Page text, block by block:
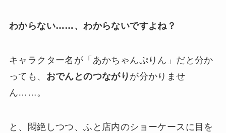
わからない……、わからないですよね？
キャラクター名が「あかちゃんぷりん」だと分か
っても、 おでんとのつながり が分かりませ
ん……。
と、悶絶しつつ、ふと店内のショーケースに目を